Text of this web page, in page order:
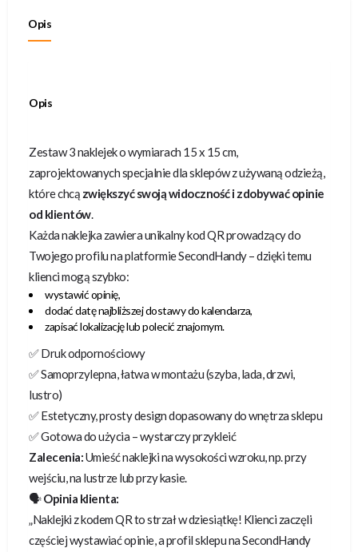
Opis
Opis
Zestaw 3 naklejek o wymiarach 15 x 15 cm,
zaprojektowanych specjalnie dla sklepów z używaną odzieżą,
które chcą zwiększyć swoją widoczność i zdobywać opinie
od klientów.
Każda naklejka zawiera unikalny kod QR prowadzący do
Twojego profilu na platformie SecondHandy – dzięki temu
klienci mogą szybko:
wystawić opinię,
dodać datę najbliższej dostawy do kalendarza,
zapisać lokalizację lub polecić znajomym.
✅ Druk odpornościowy
✅ Samoprzylepna, łatwa w montażu (szyba, lada, drzwi,
lustro)
✅ Estetyczny, prosty design dopasowany do wnętrza sklepu
✅ Gotowa do użycia – wystarczy przykleić
Zalecenia:Umieść naklejki na wysokości wzroku, np. przy
wejściu, na lustrze lub przy kasie.
🗣️Opinia klienta:
„Naklejki z kodem QR to strzał w dziesiątkę! Klienci zaczęli
częściej wystawiać opinie, a profil sklepu na SecondHandy